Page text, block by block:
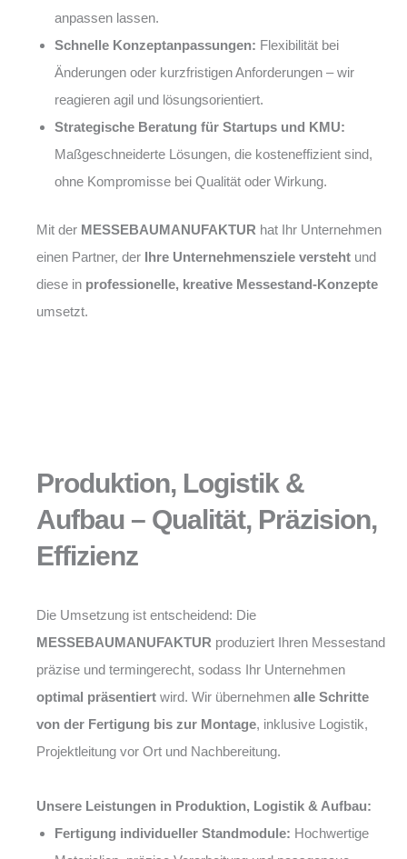
anpassen lassen.
Schnelle Konzeptanpassungen: Flexibilität bei
Änderungen oder kurzfristigen Anforderungen – wir
reagieren agil und lösungsorientiert.
Strategische Beratung für Startups und KMU:
Maßgeschneiderte Lösungen, die kosteneffizient sind,
ohne Kompromisse bei Qualität oder Wirkung.
Mit der MESSEBAUMANUFAKTUR hat Ihr Unternehmen
einen Partner, der Ihre Unternehmensziele versteht und
diese in professionelle, kreative Messestand-Konzepte
umsetzt.
Produktion, Logistik &
Aufbau – Qualität, Präzision,
Effizienz
Die Umsetzung ist entscheidend: Die
MESSEBAUMANUFAKTUR produziert Ihren Messestand
präzise und termingerecht, sodass Ihr Unternehmen
optimal präsentiert wird. Wir übernehmen alle Schritte
von der Fertigung bis zur Montage, inklusive Logistik,
Projektleitung vor Ort und Nachbereitung.
Unsere Leistungen in Produktion, Logistik & Aufbau:
Fertigung individueller Standmodule: Hochwertige